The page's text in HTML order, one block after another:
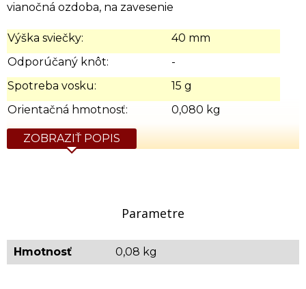
vianočná ozdoba, na zavesenie
Výška sviečky:
40 mm
Odporúčaný knôt:
-
Spotreba vosku:
15 g
Orientačná hmotnosť:
0,080 kg
ZOBRAZIŤ POPIS
Parametre
Hmotnosť 0,08 kg